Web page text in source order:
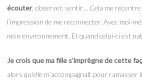
écouter, observer, sentir… Cela me recentre
l’impression de me reconnecter. Avec moi-
mon environnement. Et quand celui-ci est
Je crois que ma fille s’imprègne de cette
alors qu’elle m’accompagnait pour ramasser